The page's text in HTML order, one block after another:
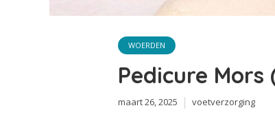
WOERDEN
Pedicure
maart 26, 2025 voetverzorging